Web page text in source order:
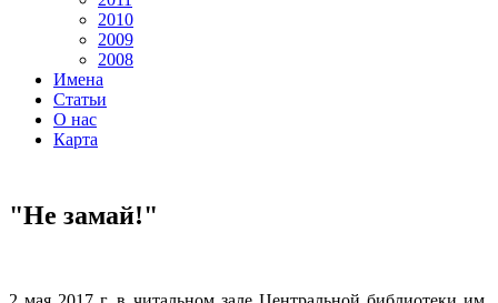
2010
2009
2008
Имена
Статьи
О нас
Карта
"Не замай!"